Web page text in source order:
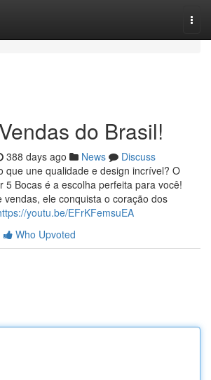
do Brasil!
388 days ago News
Discuss
que une qualidade e design incrível? O
5 Bocas é a escolha perfeita para você!
vendas, ele conquista o coração dos
youtu.be/EFrKFemsuEA
Who Upvoted